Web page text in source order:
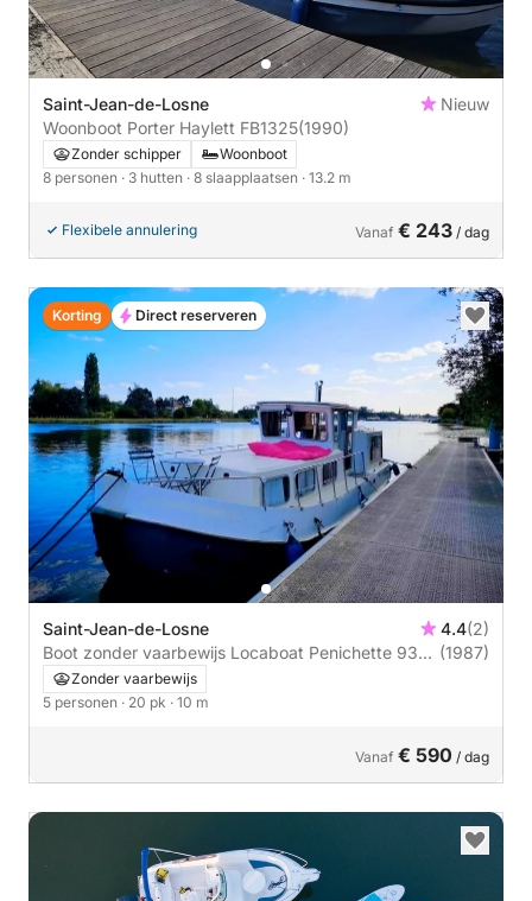
Saint-Jean-de-Losne
Nieuw
Woonboot Porter Haylett FB1325(1990)
Zonder schipper
Woonboot
8 personen · 3 hutten · 8 slaapplaatsen · 13.2 m
Flexibele annulering Vanaf € 243 / dag
Saint-Jean-de-Losne 4.4(2)
Boot zonder vaarbewijs Locaboat Penichette 930
20pk
(1987)
Zonder vaarbewijs
5 personen · 20 pk · 10 m
Vanaf € 590 / dag
Korting Direct reserveren